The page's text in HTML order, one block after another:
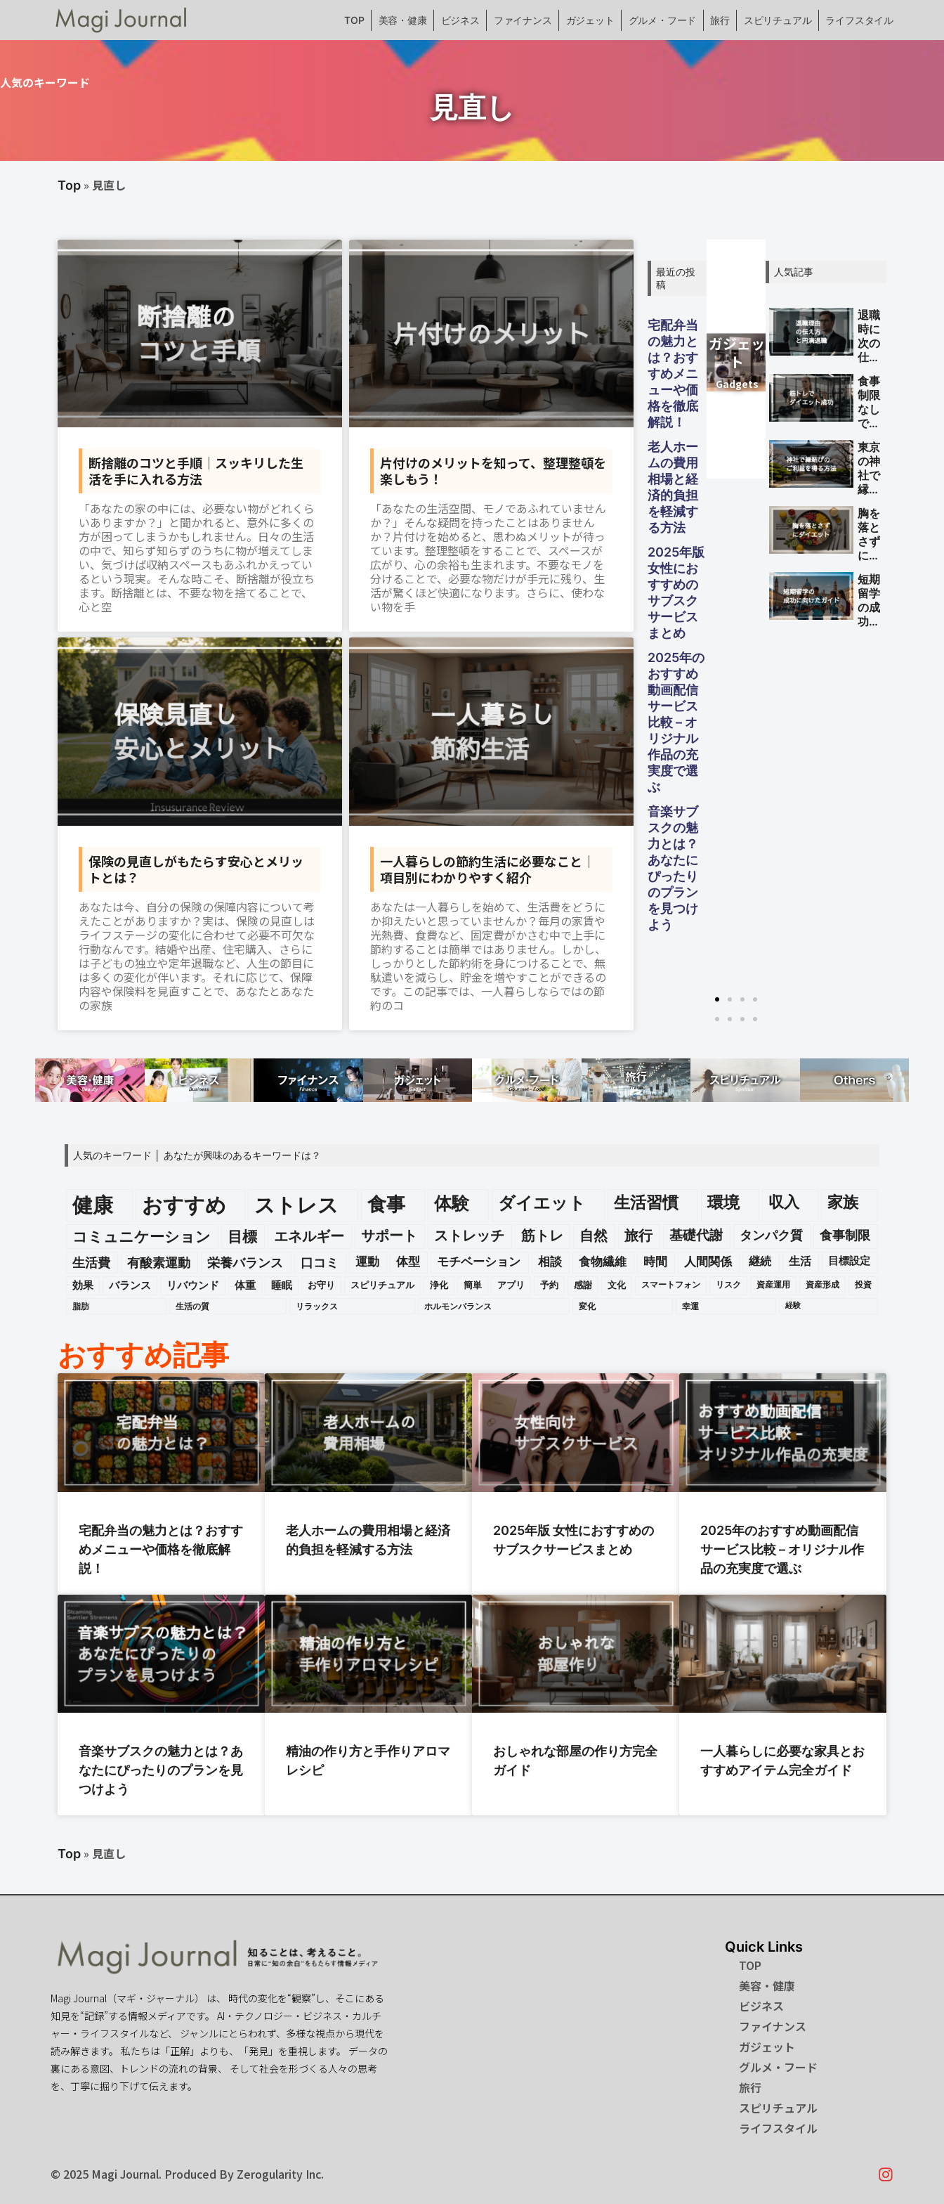
TOP 美容・健康 ビジネス ファイナンス ガジェット グルメ・フード 旅行 スピリチュアル ライフスタイル
人気のキーワード
見直し
Top » 見直し
断捨離のコツと手順｜スッキリした生
活を手に入れる方法
「あなたの家の中には、必要ない物がどれくら
いありますか？」と聞かれると、意外に多くの
方が困ってしまうかもしれません。日々の生活
の中で、知らず知らずのうちに物が増えてしま
い、気づけば収納スペースもあふれかえってい
るという現実。そんな時こそ、断捨離が役立ち
ます。断捨離とは、不要な物を捨てることで、
心と空
片付けのメリットを知って、整理整頓を
楽しもう！
「あなたの生活空間、モノであふれていません
か？」そんな疑問を持ったことはありません
か？片付けを始めると、思わぬメリットが待っ
ています。整理整頓をすることで、スペースが
広がり、心の余裕も生まれます。不要なモノを
分けることで、必要な物だけが手元に残り、生
活が驚くほど快適になります。さらに、使わな
い物を手
保険の見直しがもたらす安心とメリッ
トとは？
あなたは今、自分の保険の保障内容について考
えたことがありますか？実は、保険の見直しは
ライフステージの変化に合わせて必要不可欠な
行動なんです。結婚や出産、住宅購入、さらに
は子どもの独立や定年退職など、人生の節目に
は多くの変化が伴います。それに応じて、保障
内容や保険料を見直すことで、あなたとあなた
の家族
一人暮らしの節約生活に必要なこと｜
項目別にわかりやすく紹介
あなたは一人暮らしを始めて、生活費をどうに
か抑えたいと思っていませんか？毎月の家賃や
光熱費、食費など、固定費がかさむ中で上手に
節約することは簡単ではありません。しかし、
しっかりとした節約術を身につけることで、無
駄遣いを減らし、貯金を増やすことができるの
です。この記事では、一人暮らしならではの節
約のコ
最近の投
稿
宅配弁当
の魅力と
は？おす
すめメニ
ューや価
格を徹底
解説！
老人ホー
ムの費用
相場と経
済的負担
を軽減す
る方法
2025年版
女性にお
すすめの
サブスク
サービス
まとめ
2025年の
おすすめ
動画配信
サービス
比較 – オ
リジナル
作品の充
実度で選
ぶ
音楽サブ
スクの魅
力とは？
あなたに
ぴったり
のプラン
を見つけ
よう
ガジェッ
スピリチ
ビジネス
ファイナ
グルメ・
旅行
美容・健
Others
ガジェッ
スピリチ
ビジネス
ファイナ
グルメ・
旅行
美容・健
Others
ガジェッ
スピリチ
ビジネス
ファイナ
グルメ・
旅行
美容・健
Others
人気記事
退職
時に
次の
仕事
まっ
てい
ない
理由
の伝
え方
と円
満退
職の
ため
のポ
イン
ト
食事
制限
なし
で筋
によ
るダ
イエ
ット
を成
功さ
せる
方法
東京
の神
社で
縁結
ご利
益を
得る
方法
胸を
落と
さず
にダ
ット
する
方法
短期
留学
の成
功に
人気のキーワード │ あなたが興味のあるキーワードは？
健康 おすすめ ストレス 食事 体験 ダイエット 生活習慣 環境 収入 家族
コミュニケーション 目標 エネルギー サポート ストレッチ 筋トレ 自然 旅行 基礎代謝 タンパク質
食事制限
生活費
有酸素運動 栄養バランス 口コミ 運動 体型 モチベーション 相談 食物繊維 時間 人間関係 継続 生活
目標設定
効果
バランス リバウンド 体重 睡眠 お守り スピリチュアル 浄化 簡単 アプリ 予約 感謝 文化 スマートフォン リスク 資産運用 資産形成 投資
脂肪 生活の質 リラックス ホルモンバランス 変化 幸運 経験
おすすめ記事
宅配弁当の魅力とは？おすす
めメニューや価格を徹底解
説！
老人ホームの費用相場と経済
的負担を軽減する方法
2025年版 女性におすすめの
サブスクサービスまとめ
2025年のおすすめ動画配信
サービス比較 – オリジナル作
品の充実度で選ぶ
音楽サブスクの魅力とは？あ
なたにぴったりのプランを見
つけよう
精油の作り方と手作りアロマ
レシピ
おしゃれな部屋の作り方完全
ガイド
一人暮らしに必要な家具とお
すすめアイテム完全ガイド
Top » 見直し
Magi Journal（マギ・ジャーナル） は、 時代の変化を“観察”し、そこにある
知見を“記録”する情報メディアです。 AI・テクノロジー・ビジネス・カルチ
ャー・ライフスタイルなど、 ジャンルにとらわれず、多様な視点から現代を
読み解きます。 私たちは「正解」よりも、「発見」を重視します。 データの
裏にある意図、トレンドの流れの背景、 そして社会を形づくる人々の思考
を、丁寧に掘り下げて伝えます。
Quick Links
TOP
美容・健康
ビジネス
ファイナンス
ガジェット
グルメ・フード
旅行
スピリチュアル
ライフスタイル
© 2025 Magi Journal. Produced By Zerogularity Inc.